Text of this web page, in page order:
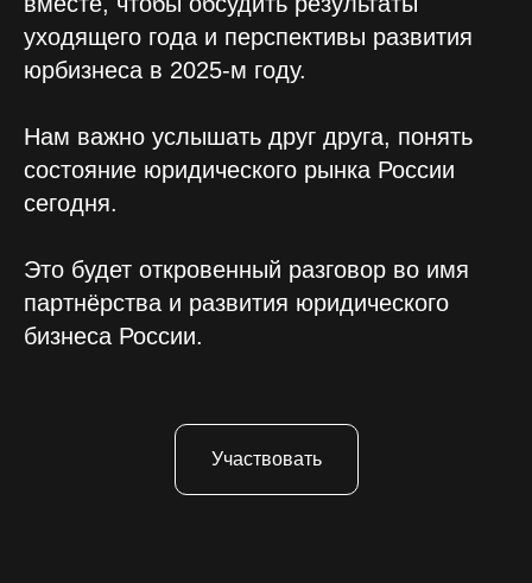
уходящего года и перспективы развития
юрбизнеса в 2025-м году.
Нам важно услышать друг друга, понять
состояние юридического рынка России
сегодня.
Это будет откровенный разговор во имя
партнёрства и развития юридического
бизнеса России.
Участвовать